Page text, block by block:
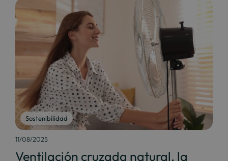
Sostenibilidad
11/08/2025
Ventilación cruzada natural, la